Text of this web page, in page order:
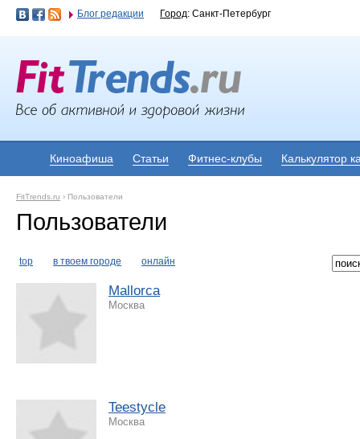
Блог редакции Город: Санкт-Петербург
Киноафиша Статьи Фитнес-клубы Калькулятор
FitTrends.ru › Пользователи
Пользователи
top в твоем городе онлайн
Mallorca
Москва
Teestycle
Москва